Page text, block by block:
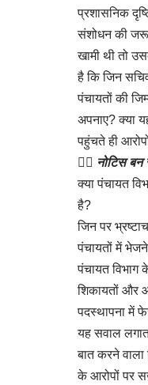
प्रशासनिक
संशोधन की
खामी थी तो
है कि जिन
पंचायतों की
अपनाए? क्या
पहुंचते ही
👉🏻 नोटिस बन
क्या पंचायत
है?
जिन पर
पंचायतों में
पंचायत विभाग
शिकायतों और
पदस्थापना में
यह सवाल
बात करने
के आरोपों पर